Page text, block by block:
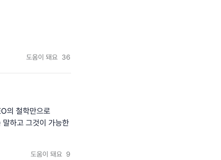
도움이 돼요 36
의 철학만으로
하고 그것이 가능한
도움이 돼요 9